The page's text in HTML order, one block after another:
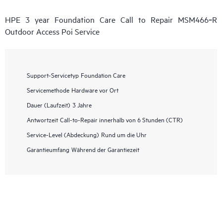
HPE 3 year Foundation Care Call to Repair MSM466‑R
Outdoor Access Poi Service
Support-Servicetyp Foundation Care
Servicemethode Hardware vor Ort
Dauer (Laufzeit) 3 Jahre
Antwortzeit Call-to-Repair innerhalb von 6 Stunden (CTR)
Service-Level (Abdeckung) Rund um die Uhr
Garantieumfang Während der Garantiezeit